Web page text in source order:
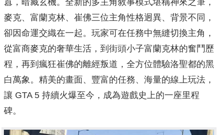
囂，暗藏玄機。全新的多主角敘事模式堪稱神來之筆，
麥克、富蘭克林、崔佛三位主角性格迥異、背景不同，
卻因命運交織在一起。玩家可在任務中無縫切換主角，
從富商麥克的奢華生活，到街頭小子富蘭克林的奮鬥歷
程，再到瘋狂崔佛的離經叛道，全方位體驗洛聖都的黑
白萬象。精美的畫面、豐富的任務、海量的線上玩法，
讓 GTA 5 持續火爆至今，成為遊戲史上的一座里程
碑。